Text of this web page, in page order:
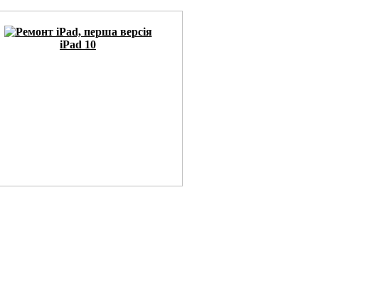
iPad 10